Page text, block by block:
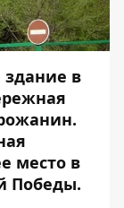
здание в
место в
Победы.